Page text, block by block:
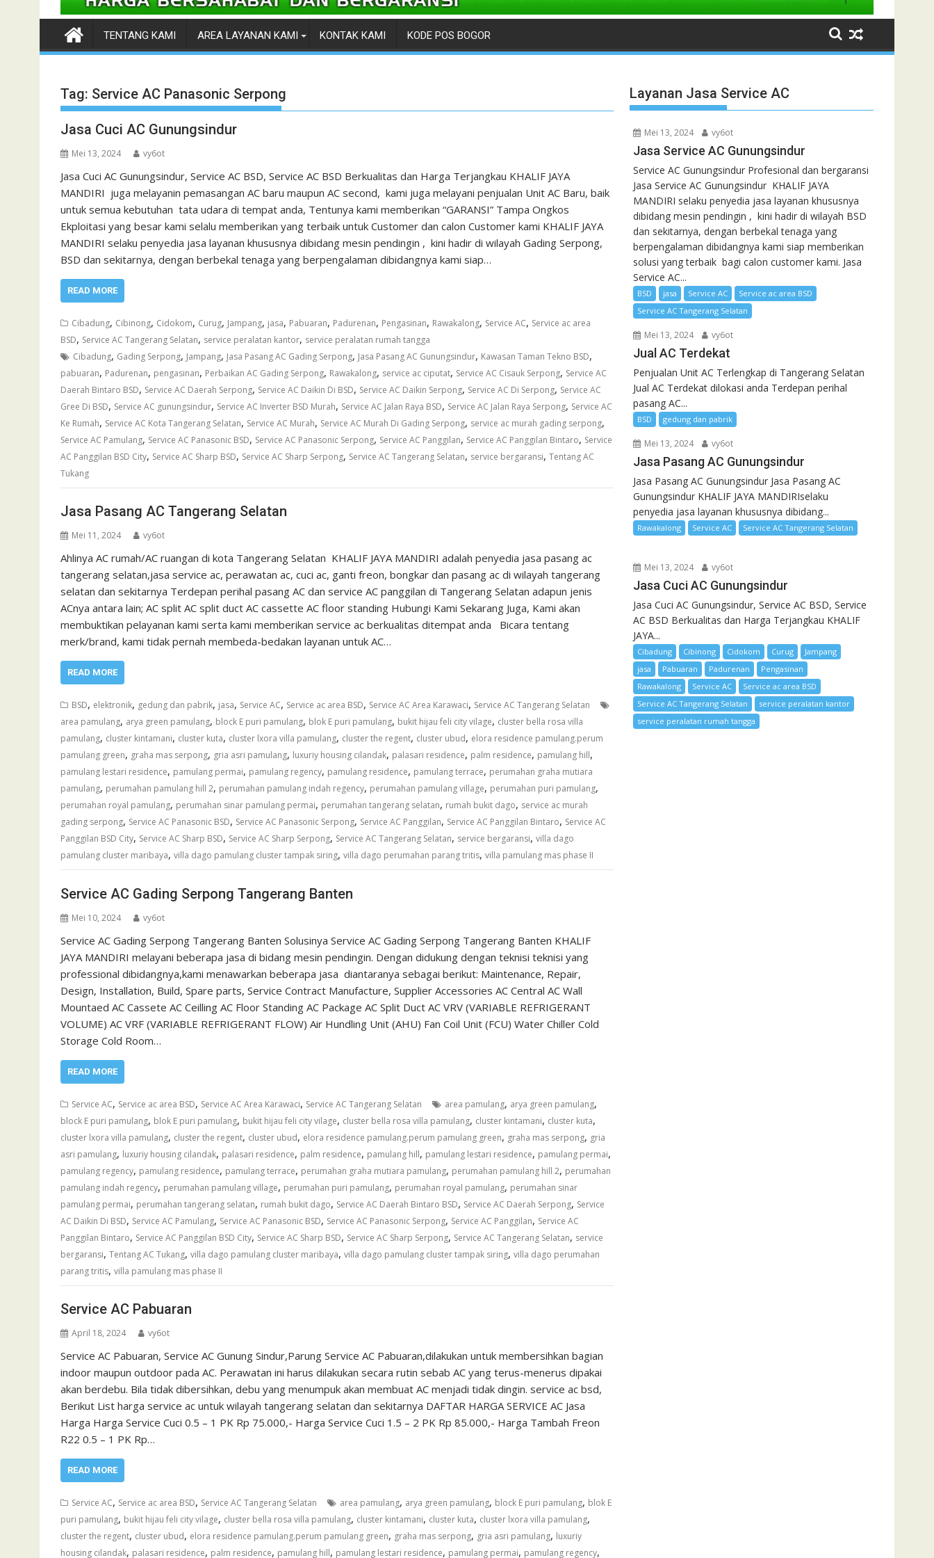
TENTANG KAMI AREA LAYANAN KAMI KONTAK KAMI KODE POS BOGOR
Tag: Service AC Panasonic Serpong
Jasa Cuci AC Gunungsindur
Mei 13, 2024 vy6ot
Jasa Cuci AC Gunungsindur, Service AC BSD, Service AC BSD Berkualitas dan Harga Terjangkau KHALIF JAYA
MANDIRI juga melayanin pemasangan AC baru maupun AC second, kami juga melayani penjualan Unit AC Baru, baik
untuk semua kebutuhan tata udara di tempat anda, Tentunya kami memberikan “GARANSI” Tampa Ongkos
Ekploitasi yang besar kami selalu memberikan yang terbaik untuk Customer dan calon Customer kami KHALIF JAYA
MANDIRI selaku penyedia jasa layanan khususnya dibidang mesin pendingin , kini hadir di wilayah Gading Serpong,
BSD dan sekitarnya, dengan berbekal tenaga yang berpengalaman dibidangnya kami siap…
READ MORE
Cibadung, Cibinong, Cidokom, Curug, Jampang, jasa, Pabuaran, Padurenan, Pengasinan, Rawakalong, Service AC, Service ac area
BSD, Service AC Tangerang Selatan, service peralatan kantor, service peralatan rumah tangga
Cibadung, Gading Serpong, Jampang, Jasa Pasang AC Gading Serpong, Jasa Pasang AC Gunungsindur, Kawasan Taman Tekno BSD,
pabuaran, Padurenan, pengasinan, Perbaikan AC Gading Serpong, Rawakalong, service ac ciputat, Service AC Cisauk Serpong, Service AC
Daerah Bintaro BSD, Service AC Daerah Serpong, Service AC Daikin Di BSD, Service AC Daikin Serpong, Service AC Di Serpong, Service AC
Gree Di BSD, Service AC gunungsindur, Service AC Inverter BSD Murah, Service AC Jalan Raya BSD, Service AC Jalan Raya Serpong, Service AC
Ke Rumah, Service AC Kota Tangerang Selatan, Service AC Murah, Service AC Murah Di Gading Serpong, service ac murah gading serpong,
Service AC Pamulang, Service AC Panasonic BSD, Service AC Panasonic Serpong, Service AC Panggilan, Service AC Panggilan Bintaro, Service
AC Panggilan BSD City, Service AC Sharp BSD, Service AC Sharp Serpong, Service AC Tangerang Selatan, service bergaransi, Tentang AC
Tukang
Jasa Pasang AC Tangerang Selatan
Mei 11, 2024 vy6ot
Ahlinya AC rumah/AC ruangan di kota Tangerang Selatan KHALIF JAYA MANDIRI adalah penyedia jasa pasang ac
tangerang selatan,jasa service ac, perawatan ac, cuci ac, ganti freon, bongkar dan pasang ac di wilayah tangerang
selatan dan sekitarnya Terdepan perihal pasang AC dan service AC panggilan di Tangerang Selatan adapun jenis
ACnya antara lain; AC split AC split duct AC cassette AC floor standing Hubungi Kami Sekarang Juga, Kami akan
membuktikan pelayanan kami serta kami memberikan service ac berkualitas ditempat anda Bicara tentang
merk/brand, kami tidak pernah membeda-bedakan layanan untuk AC…
READ MORE
BSD, elektronik, gedung dan pabrik, jasa, Service AC, Service ac area BSD, Service AC Area Karawaci, Service AC Tangerang Selatan
area pamulang, arya green pamulang, block E puri pamulang, blok E puri pamulang, bukit hijau feli city vilage, cluster bella rosa villa
pamulang, cluster kintamani, cluster kuta, cluster lxora villa pamulang, cluster the regent, cluster ubud, elora residence pamulang.perum
pamulang green, graha mas serpong, gria asri pamulang, luxuriy housing cilandak, palasari residence, palm residence, pamulang hill,
pamulang lestari residence, pamulang permai, pamulang regency, pamulang residence, pamulang terrace, perumahan graha mutiara
pamulang, perumahan pamulang hill 2, perumahan pamulang indah regency, perumahan pamulang village, perumahan puri pamulang,
perumahan royal pamulang, perumahan sinar pamulang permai, perumahan tangerang selatan, rumah bukit dago, service ac murah
gading serpong, Service AC Panasonic BSD, Service AC Panasonic Serpong, Service AC Panggilan, Service AC Panggilan Bintaro, Service AC
Panggilan BSD City, Service AC Sharp BSD, Service AC Sharp Serpong, Service AC Tangerang Selatan, service bergaransi, villa dago
pamulang cluster maribaya, villa dago pamulang cluster tampak siring, villa dago perumahan parang tritis, villa pamulang mas phase II
Service AC Gading Serpong Tangerang Banten
Mei 10, 2024 vy6ot
Service AC Gading Serpong Tangerang Banten Solusinya Service AC Gading Serpong Tangerang Banten KHALIF
JAYA MANDIRI melayani beberapa jasa di bidang mesin pendingin. Dengan didukung dengan teknisi teknisi yang
professional dibidangnya,kami menawarkan beberapa jasa diantaranya sebagai berikut: Maintenance, Repair,
Design, Installation, Build, Spare parts, Service Contract Manufacture, Supplier Accessories AC Central AC Wall
Mountaed AC Cassete AC Ceilling AC Floor Standing AC Package AC Split Duct AC VRV (VARIABLE REFRIGERANT
VOLUME) AC VRF (VARIABLE REFRIGERANT FLOW) Air Hundling Unit (AHU) Fan Coil Unit (FCU) Water Chiller Cold
Storage Cold Room…
READ MORE
Service AC, Service ac area BSD, Service AC Area Karawaci, Service AC Tangerang Selatan area pamulang, arya green pamulang,
block E puri pamulang, blok E puri pamulang, bukit hijau feli city vilage, cluster bella rosa villa pamulang, cluster kintamani, cluster kuta,
cluster lxora villa pamulang, cluster the regent, cluster ubud, elora residence pamulang.perum pamulang green, graha mas serpong, gria
asri pamulang, luxuriy housing cilandak, palasari residence, palm residence, pamulang hill, pamulang lestari residence, pamulang permai,
pamulang regency, pamulang residence, pamulang terrace, perumahan graha mutiara pamulang, perumahan pamulang hill 2, perumahan
pamulang indah regency, perumahan pamulang village, perumahan puri pamulang, perumahan royal pamulang, perumahan sinar
pamulang permai, perumahan tangerang selatan, rumah bukit dago, Service AC Daerah Bintaro BSD, Service AC Daerah Serpong, Service
AC Daikin Di BSD, Service AC Pamulang, Service AC Panasonic BSD, Service AC Panasonic Serpong, Service AC Panggilan, Service AC
Panggilan Bintaro, Service AC Panggilan BSD City, Service AC Sharp BSD, Service AC Sharp Serpong, Service AC Tangerang Selatan, service
bergaransi, Tentang AC Tukang, villa dago pamulang cluster maribaya, villa dago pamulang cluster tampak siring, villa dago perumahan
parang tritis, villa pamulang mas phase II
Service AC Pabuaran
April 18, 2024 vy6ot
Service AC Pabuaran, Service AC Gunung Sindur,Parung Service AC Pabuaran,dilakukan untuk membersihkan bagian
indoor maupun outdoor pada AC. Perawatan ini harus dilakukan secara rutin sebab AC yang terus-menerus dipakai
akan berdebu. Bila tidak dibersihkan, debu yang menumpuk akan membuat AC menjadi tidak dingin. service ac bsd,
Berikut List harga service ac untuk wilayah tangerang selatan dan sekitarnya DAFTAR HARGA SERVICE AC Jasa
Harga Harga Service Cuci 0.5 – 1 PK Rp 75.000,- Harga Service Cuci 1.5 – 2 PK Rp 85.000,- Harga Tambah Freon
R22 0.5 – 1 PK Rp…
READ MORE
Service AC, Service ac area BSD, Service AC Tangerang Selatan area pamulang, arya green pamulang, block E puri pamulang, blok E
puri pamulang, bukit hijau feli city vilage, cluster bella rosa villa pamulang, cluster kintamani, cluster kuta, cluster lxora villa pamulang,
cluster the regent, cluster ubud, elora residence pamulang.perum pamulang green, graha mas serpong, gria asri pamulang, luxuriy
housing cilandak, palasari residence, palm residence, pamulang hill, pamulang lestari residence, pamulang permai, pamulang regency,
Layanan Jasa Service AC
Mei 13, 2024 vy6ot
Jasa Service AC Gunungsindur
Service AC Gunungsindur Profesional dan bergaransi
Jasa Service AC Gunungsindur KHALIF JAYA
MANDIRI selaku penyedia jasa layanan khususnya
dibidang mesin pendingin , kini hadir di wilayah BSD
dan sekitarnya, dengan berbekal tenaga yang
berpengalaman dibidangnya kami siap memberikan
solusi yang terbaik bagi calon customer kami. Jasa
Service AC...
BSD jasa Service AC
Service ac area BSD
Service AC Tangerang Selatan
Mei 13, 2024 vy6ot
Jual AC Terdekat
Penjualan Unit AC Terlengkap di Tangerang Selatan
Jual AC Terdekat dilokasi anda Terdepan perihal
pasang AC...
BSD gedung dan pabrik
Mei 13, 2024 vy6ot
Jasa Pasang AC Gunungsindur
Jasa Pasang AC Gunungsindur Jasa Pasang AC
Gunungsindur KHALIF JAYA MANDIRIselaku
penyedia jasa layanan khususnya dibidang...
Rawakalong Service AC Service AC Tangerang Selatan
Mei 13, 2024 vy6ot
Jasa Cuci AC Gunungsindur
Jasa Cuci AC Gunungsindur, Service AC BSD, Service
AC BSD Berkualitas dan Harga Terjangkau KHALIF
JAYA...
Cibadung Cibinong Cidokom Curug
Jampang
jasa
Pabuaran Padurenan
Pengasinan
Rawakalong
Service AC
Service ac area BSD
Service AC Tangerang Selatan
service peralatan kantor
service peralatan rumah tangga